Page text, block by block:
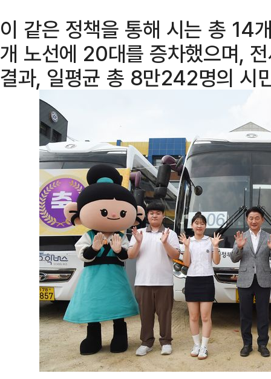
이 같은 정책을 통해 시는 총 14
개 노선에 20대를 증차했으며,
결과, 일평균 총 8만242명의 시